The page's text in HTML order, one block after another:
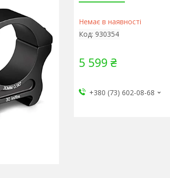
Немає в наявності
Код: 930354
5 599 ₴
+380 (73) 602-08-68